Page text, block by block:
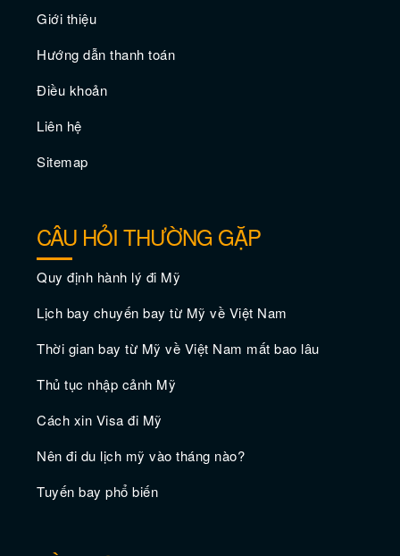
Các tour du lịch xe buýt San Francisco
tốt nhất
Giới thiệu
Hướng dẫn thanh toán
Điều khoản
Liên hệ
Sitemap
CÂU HỎI THƯỜNG GẶP
Quy định hành lý đi Mỹ
Lịch bay chuyến bay từ Mỹ về Việt Nam
Thời gian bay từ Mỹ về Việt Nam mất bao lâu
Thủ tục nhập cảnh Mỹ
Cách xin Visa đi Mỹ
Nên đi du lịch mỹ vào tháng nào?
Tuyến bay phổ biến